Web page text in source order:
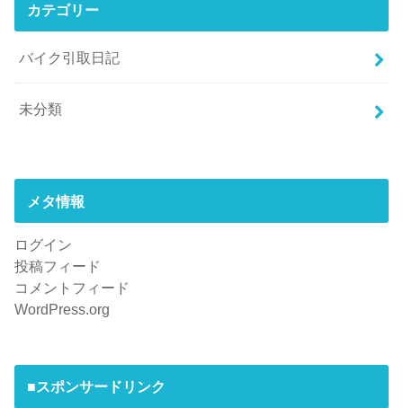
カテゴリー
バイク引取日記
未分類
メタ情報
ログイン
投稿フィード
コメントフィード
WordPress.org
■スポンサードリンク